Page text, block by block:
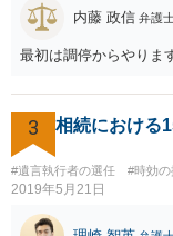
内藤 政信 弁護
最初は調停からやりま
3 相続における
#遺言執行者の選任 #時効の
2019年5月21日